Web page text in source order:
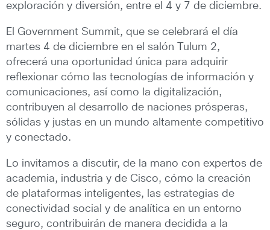
exploración y diversión, entre el 4 y 7 de diciembre.
El Government Summit, que se celebrará el día
martes 4 de diciembre en el salón Tulum 2,
ofrecerá una oportunidad única para adquirir
reflexionar cómo las tecnologías de información y
comunicaciones, así como la digitalización,
contribuyen al desarrollo de naciones prósperas,
sólidas y justas en un mundo altamente competitivo
y conectado.
Lo invitamos a discutir, de la mano con expertos de
academia, industria y de Cisco, cómo la creación
de plataformas inteligentes, las estrategias de
conectividad social y de analítica en un entorno
seguro, contribuirán de manera decidida a la